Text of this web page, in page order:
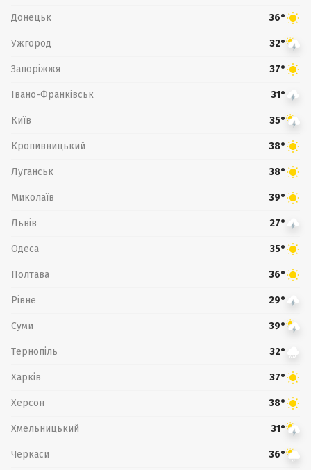
Донецьк 36°
Ужгород 32°
Запоріжжя 37°
Івано-Франківськ 31°
Київ 35°
Кропивницький 38°
Луганськ 38°
Миколаїв 39°
Львів 27°
Одеса 35°
Полтава 36°
Рівне 29°
Суми 39°
Тернопіль 32°
Харків 37°
Херсон 38°
Хмельницький 31°
Черкаси 36°